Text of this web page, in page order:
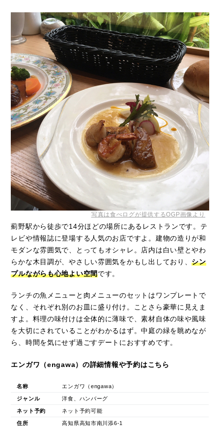
写真は食べログが提供するOGP画像より
薊野駅から徒歩で14分ほどの場所にあるレストランです。テ
レビや情報誌に登場する人気のお店ですよ。建物の造りが和
モダンな雰囲気で、とってもオシャレ。店内は白い壁とやわ
らかな木目調が、やさしい雰囲気をかもし出しており、シン
プルながらも心地よい空間です。
ランチの魚メニューと肉メニューのセットはワンプレートで
なく、それぞれ別のお皿に盛り付け。ことさら豪華に見えま
すよ。料理の味付けは全体的に薄味で、素材自体の味や風味
を大切にされていることがわかるはず。中庭の緑を眺めなが
ら、時間を気にせず過ごすデートにおすすめです。
エンガワ（engawa）の詳細情報や予約はこちら
名称 エンガワ（engawa）
ジャンル 洋食、ハンバーグ
ネット予約 ネット予約可能
住所 高知県高知市南川添6-1